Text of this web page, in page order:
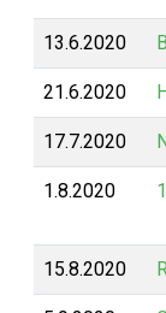
13.6.2020
21.6.2020
17.7.2020
1.8.2020
15.8.2020